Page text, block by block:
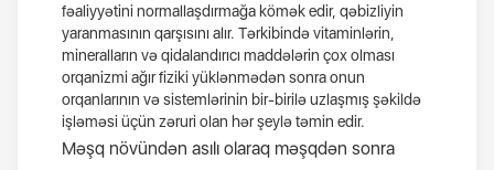
fəaliyyətini normallaşdırmağa kömək edir, qəbizliyin
yaranmasının qarşısını alır. Tərkibində vitaminlərin,
mineralların və qidalandırıcı maddələrin çox olması
orqanizmi ağır fiziki yüklənmədən sonra onun
orqanlarının və sistemlərinin bir-birilə uzlaşmış şəkildə
işləməsi üçün zəruri olan hər şeylə təmin edir.
Məşq növündən asılı olaraq məşqdən sonra